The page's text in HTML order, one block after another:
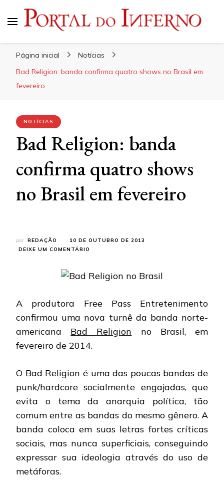
Página inicial
Notícias
Bad Religion: banda confirma quatro shows no Brasil em
fevereiro
NOTÍCIAS
Bad Religion: banda
confirma quatro shows
no Brasil em fevereiro
por REDAÇÃO
10 DE OUTUBRO DE 2013
DEIXE UM COMENTÁRIO
BANDA
SHOWS
BRASIL
EM
FEVEREIRO
A produtora Free Pass Entretenimento
confirmou uma nova turnê da banda norte-
americana Bad Religion no Brasil, em
fevereiro de 2014.
O Bad Religion é uma das poucas bandas de
punk/hardcore socialmente engajadas, que
evita o tema da anarquia política, tão
comum entre as bandas do mesmo gênero. A
banda coloca em suas letras fortes críticas
sociais, mas nunca superficiais, conseguindo
expressar sua ideologia através do uso de
metáforas.